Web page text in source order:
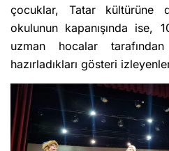
çocuklar, Tatar kültürüne
okulunun kapanışında ise,
uzman hocalar
hazırladıkları gösteri